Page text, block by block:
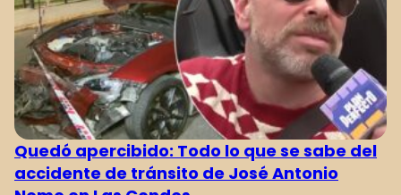
Quedó apercibido: Todo lo que se sabe del
accidente de tránsito de José Antonio